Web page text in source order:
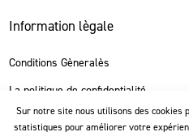
Information lègale
Conditions Gèneralès
La politique de confidentialité
Sur notre site nous utilisons des cookies
statistiques pour améliorer votre